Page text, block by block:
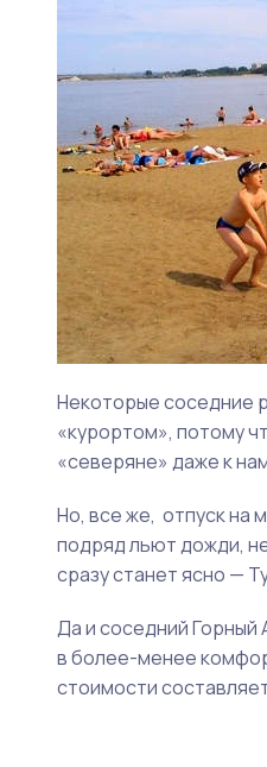
Некоторые соседние
«курортом», потому
«северяне» даже к
Но, все же, отпуск на
подряд льют дожди,
сразу станет ясно —
Да и соседний Горный
в более-менее
стоимости